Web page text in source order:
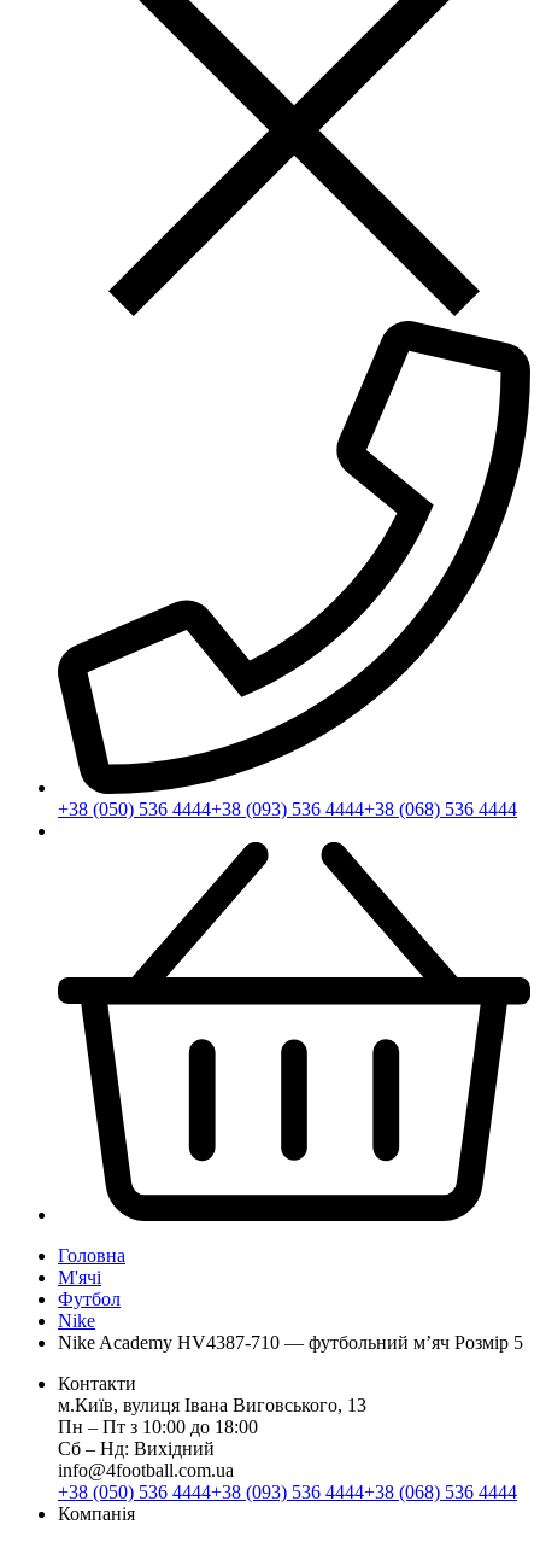
+38 (050) 536 4444+38 (093) 536 4444+38 (068) 536 4444
Головна
М'ячі
Футбол
Nike
Nike Academy HV4387-710 — футбольний м’яч Розмір 5
Контакти
м.Київ, вулиця Івана Виговського, 13
Пн ‒ Пт з 10:00 до 18:00
Сб ‒ Нд: Вихідний
info@4football.com.ua
+38 (050) 536 4444+38 (093) 536 4444+38 (068) 536 4444
Компанія